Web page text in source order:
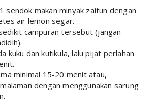
sendok makan minyak zaitun dengan
air lemon segar.
campuran tersebut (jangan
kuku dan kutikula, lalu pijat perlahan
minimal 15-20 menit atau,
dengan menggunakan sarung